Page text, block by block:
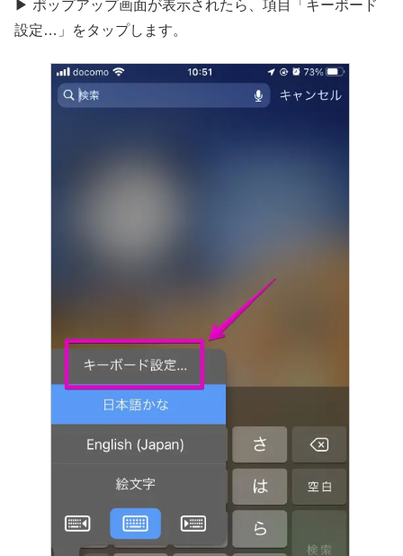
▶︎ ポップアップ画面が表示されたら、項目「キーボード
設定…」をタップします。